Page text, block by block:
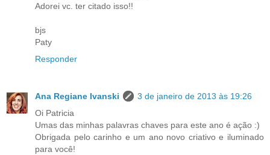
Adorei vc. ter citado isso!!
bjs
Paty
Responder
Ana Regiane Ivanski
3 de janeiro de 2013 às 19:26
Oi Patricia
Umas das minhas palavras chaves para este ano é ação :)
Obrigada pelo carinho e um ano novo criativo e iluminado
para você!